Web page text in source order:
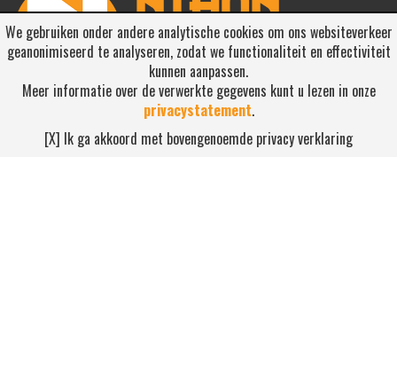
We gebruiken onder andere analytische cookies om ons websiteverkeer
geanonimiseerd te analyseren, zodat we functionaliteit en effectiviteit
kunnen aanpassen.
Meer informatie over de verwerkte gegevens kunt u lezen in onze
privacystatement.
[X] Ik ga akkoord met bovengenoemde privacy verklaring